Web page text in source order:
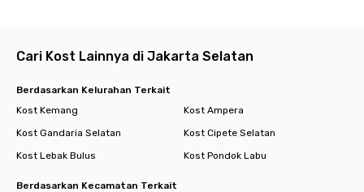
Cari Kost Lainnya di Jakarta Selatan
Berdasarkan Kelurahan Terkait
Kost Kemang
Kost Ampera
Kost Gandaria Selatan
Kost Cipete Selatan
Kost Lebak Bulus
Kost Pondok Labu
Berdasarkan Kecamatan Terkait